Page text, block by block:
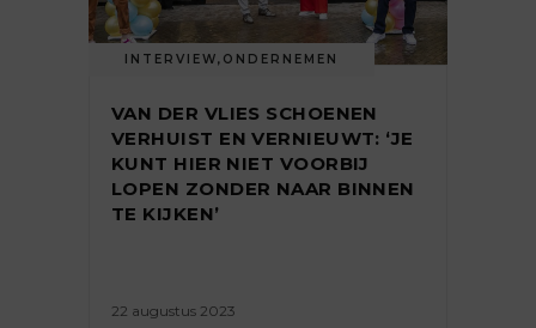
INTERVIEW, ONDERNEMEN
VAN DER VLIES SCHOENEN
VERHUIST EN VERNIEUWT: ‘JE
KUNT HIER NIET VOORBIJ
LOPEN ZONDER NAAR BINNEN
TE KIJKEN’
22 augustus 2023